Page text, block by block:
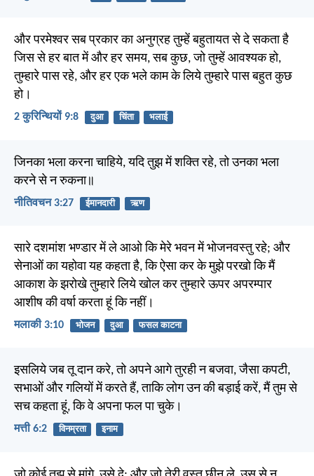
और परमेश्वर सब प्रकार का अनुग्रह तुम्हें बहुतायत से दे सकता है
जिस से हर बात में और हर समय, सब कुछ, जो तुम्हें आवश्यक हो,
तुम्हारे पास रहे, और हर एक भले काम के लिये तुम्हारे पास बहुत कुछ
हो।
2 कुरिन्थियों 9:8 दुआ चिंता भलाई
जिनका भला करना चाहिये, यदि तुझ में शक्ति रहे, तो उनका भला
करने से न रुकना॥
नीतिवचन 3:27 ईमानदारी ऋण
सारे दशमांश भण्डार में ले आओ कि मेरे भवन में भोजनवस्तु रहे; और
सेनाओं का यहोवा यह कहता है, कि ऐसा कर के मुझे परखो कि मैं
आकाश के झरोखे तुम्हारे लिये खोल कर तुम्हारे ऊपर अपरम्पार
आशीष की वर्षा करता हूं कि नहीं।
मलाकी 3:10 भोजन दुआ फसल काटना
इसलिये जब तू दान करे, तो अपने आगे तुरही न बजवा, जैसा कपटी,
सभाओं और गलियों में करते हैं, ताकि लोग उन की बड़ाई करें, मैं तुम से
सच कहता हूं, कि वे अपना फल पा चुके।
मत्ती 6:2 विनम्रता इनाम